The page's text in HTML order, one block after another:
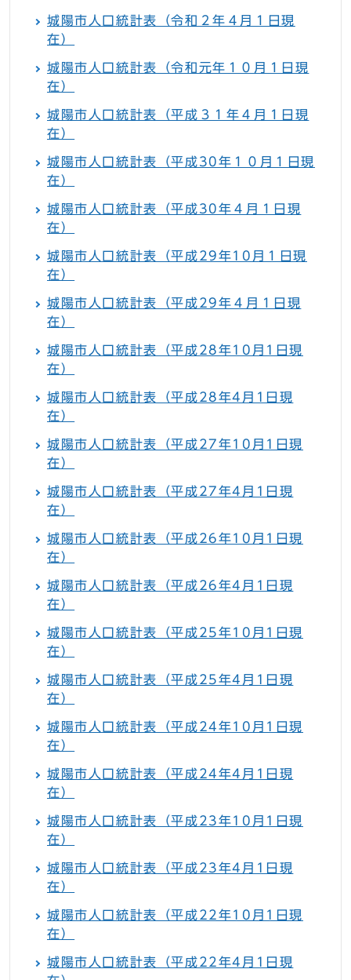
城陽市人口統計表（令和２年４月１日現
在）
城陽市人口統計表（令和元年１０月１日現
在）
城陽市人口統計表（平成３１年４月１日現
在）
城陽市人口統計表（平成30年１０月１日現
在）
城陽市人口統計表（平成30年４月１日現
在）
城陽市人口統計表（平成29年10月１日現
在）
城陽市人口統計表（平成29年４月１日現
在）
城陽市人口統計表（平成28年10月1日現
在）
城陽市人口統計表（平成28年4月1日現
在）
城陽市人口統計表（平成27年10月1日現
在）
城陽市人口統計表（平成27年4月1日現
在）
城陽市人口統計表（平成26年10月1日現
在）
城陽市人口統計表（平成26年4月1日現
在）
城陽市人口統計表（平成25年10月1日現
在）
城陽市人口統計表（平成25年4月1日現
在）
城陽市人口統計表（平成24年10月1日現
在）
城陽市人口統計表（平成24年4月1日現
在）
城陽市人口統計表（平成23年10月1日現
在）
城陽市人口統計表（平成23年4月1日現
在）
城陽市人口統計表（平成22年10月1日現
在）
城陽市人口統計表（平成22年4月1日現